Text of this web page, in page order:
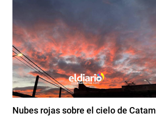
Nubes rojas sobre el cielo de